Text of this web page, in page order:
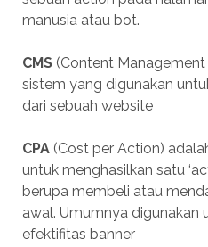
manusia atau bot.
CMS(Content Management
sistem yang digunakan
dari sebuah website
CPA(Cost per Action)
untuk menghasilkan satu
berupa membeli atau
awal. Umumnya digunakan
efektifitas banner